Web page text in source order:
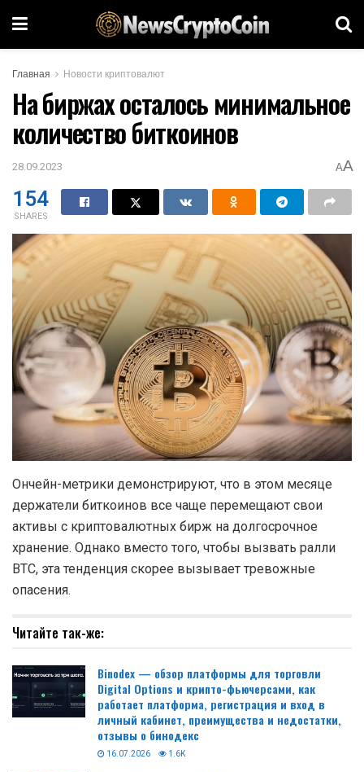
Главная Новости криптовалют
На биржах осталось минимальное
количество биткоинов
28.09.2023 AA
154
SHARES
Ончейн-метрики демонстрируют, что в этом месяце
держатели биткоинов все чаще перемещают свои
активы с криптовалютных бирж на долгосрочное
хранение. Однако вместо того, чтобы вызвать ралли
BTC, эта тенденция скорее вызывает тревожные
опасения.
Читайте так-же:
Binodex — обзор платформы для торговли
Digital Options и крипто-фьючерсами, как
работает платформа, регистрация и вход в
личный кабинет, преимущества и недостатки,
отзывы о бинодекс
16.07.2026 1.6K